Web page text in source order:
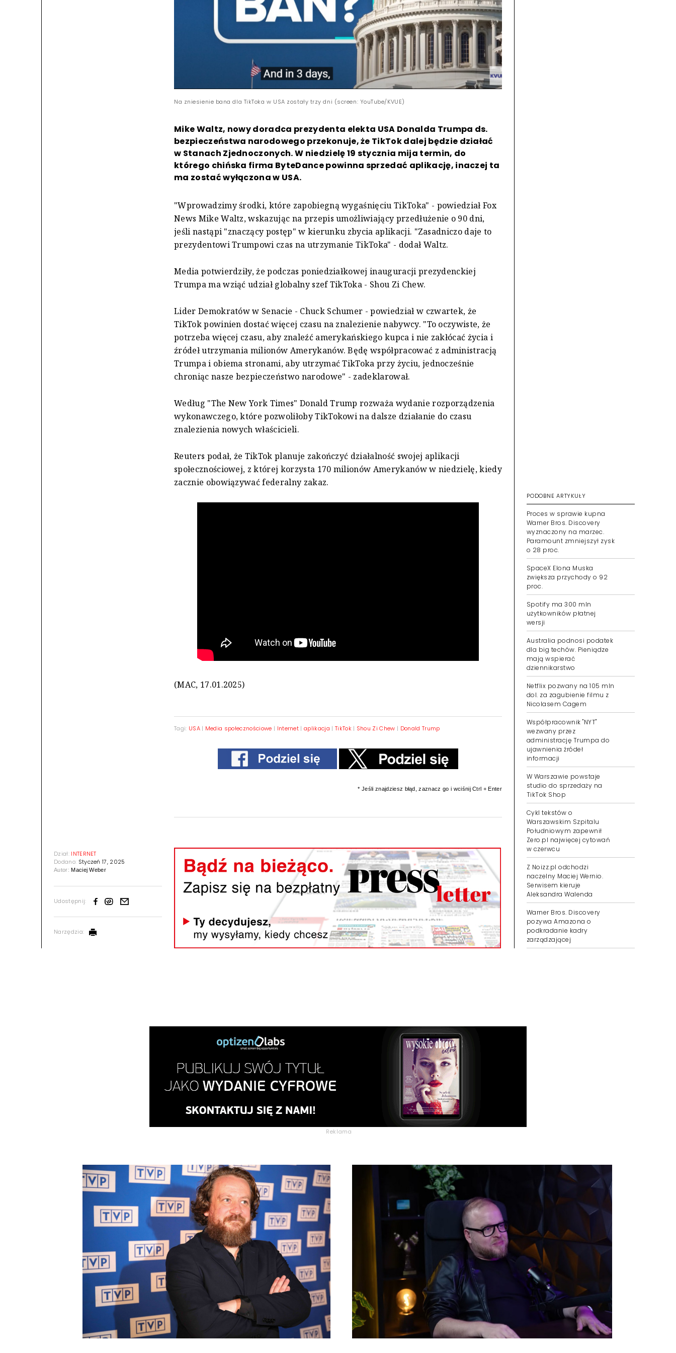
Dział: INTERNET
Dodano: Styczeń 17, 2025
Autor:Maciej Weber
Udostępnij:
Narzędzia:
Na zniesienie bana dla TikToka w USA zostały trzy dni (screen: YouTube/KVUE)
Mike Waltz, nowy doradca prezydenta elekta USA Donalda Trumpa ds.
bezpieczeństwa narodowego przekonuje, że TikTok dalej będzie działać
w Stanach Zjednoczonych. W niedzielę 19 stycznia mija termin, do
którego chińska firma ByteDance powinna sprzedać aplikację, inaczej ta
ma zostać wyłączona w USA.
"Wprowadzimy środki, które zapobiegną wygaśnięciu TikToka" - powiedział Fox
News Mike Waltz, wskazując na przepis umożliwiający przedłużenie o 90 dni,
jeśli nastąpi "znaczący postęp" w kierunku zbycia aplikacji. "Zasadniczo daje to
prezydentowi Trumpowi czas na utrzymanie TikToka" - dodał Waltz.
Media potwierdziły, że podczas poniedziałkowej inauguracji prezydenckiej
Trumpa ma wziąć udział globalny szef TikToka - Shou Zi Chew.
Lider Demokratów w Senacie - Chuck Schumer - powiedział w czwartek, że
TikTok powinien dostać więcej czasu na znalezienie nabywcy. "To oczywiste, że
potrzeba więcej czasu, aby znaleźć amerykańskiego kupca i nie zakłócać życia i
źródeł utrzymania milionów Amerykanów. Będę współpracować z administracją
Trumpa i obiema stronami, aby utrzymać TikToka przy życiu, jednocześnie
chroniąc nasze bezpieczeństwo narodowe" - zadeklarował.
Według "The New York Times" Donald Trump rozważa wydanie rozporządzenia
wykonawczego, które pozwoliłoby TikTokowi na dalsze działanie do czasu
znalezienia nowych właścicieli.
Reuters podał, że TikTok planuje zakończyć działalność swojej aplikacji
społecznościowej, z której korzysta 170 milionów Amerykanów w niedzielę, kiedy
zacznie obowiązywać federalny zakaz.
(MAC, 17.01.2025)
Tagi: USA | Media społecznościowe | Internet |aplikacja | TikTok | Shou Zi Chew | Donald Trump
* Jeśli znajdziesz błąd, zaznacz go i wciśnij Ctrl + Enter
PODOBNE ARTYKUŁY
Proces w sprawie kupna
Warner Bros. Discovery
wyznaczony na marzec.
Paramount zmniejszył zysk
o 28 proc.
SpaceX Elona Muska
zwiększa przychody o 92
proc.
Spotify ma 300 mln
użytkowników płatnej
wersji
Australia podnosi podatek
dla big techów. Pieniądze
mają wspierać
dziennikarstwo
Netflix pozwany na 105 mln
dol. za zagubienie filmu z
Nicolasem Cagem
Współpracownik "NYT"
wezwany przez
administrację Trumpa do
ujawnienia źródeł
informacji
W Warszawie powstaje
studio do sprzedaży na
TikTok Shop
Cykl tekstów o
Warszawskim Szpitalu
Południowym zapewnił
Zero.pl najwięcej cytowań
w czerwcu
Z Noizz.pl odchodzi
naczelny Maciej Wernio.
Serwisem kieruje
Aleksandra Walenda
Warner Bros. Discovery
pozywa Amazona o
podkradanie kadry
zarządzającej
Reklama